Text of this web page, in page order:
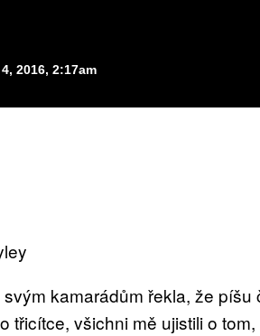
2016, 2:17am
kamarádům řekla, že
třicítce, všichni mě ujistili o